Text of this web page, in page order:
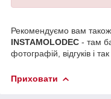
Рекомендуємо вам
INSTAMOLODEC - там
фотографій, відгуків і так
Приховати